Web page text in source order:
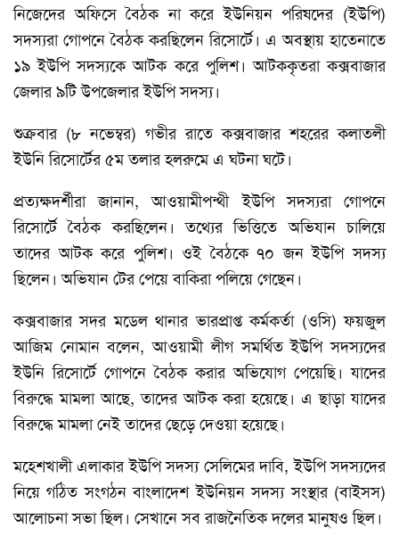
নিজেদের অফিসে বৈঠক না করে ইউনিয়ন পরিষদের (ইউপি)
সদস্যরা গোপনে বৈঠক করছিলেন রিসোর্টে। এ অবস্থায় হাতেনাতে
১৯ ইউপি সদস্যকে আটক করে পুলিশ। আটককৃতরা কক্সবাজার
জেলার ৯টি উপজেলার ইউপি সদস্য।
শুক্রবার (৮ নভেম্বর) গভীর রাতে কক্সবাজার শহরের কলাতলী
ইউনি রিসোর্টের ৫ম তলার হলরুমে এ ঘটনা ঘটে।
প্রত্যক্ষদর্শীরা জানান, আওয়ামীপন্থী ইউপি সদস্যরা গোপনে
রিসোর্টে বৈঠক করছিলেন। তথ্যের ভিত্তিতে অভিযান চালিয়ে
তাদের আটক করে পুলিশ। ওই বৈঠকে ৭০ জন ইউপি সদস্য
ছিলেন। অভিযান টের পেয়ে বাকিরা পলিয়ে গেছেন।
কক্সবাজার সদর মডেল থানার ভারপ্রাপ্ত কর্মকর্তা (ওসি) ফয়জুল
আজিম নোমান বলেন, আওয়ামী লীগ সমর্থিত ইউপি সদস্যদের
ইউনি রিসোর্টে গোপনে বৈঠক করার অভিযোগ পেয়েছি। যাদের
বিরুদ্ধে মামলা আছে, তাদের আটক করা হয়েছে। এ ছাড়া যাদের
বিরুদ্ধে মামলা নেই তাদের ছেড়ে দেওয়া হয়েছে।
মহেশখালী এলাকার ইউপি সদস্য সেলিমের দাবি, ইউপি সদস্যদের
নিয়ে গঠিত সংগঠন বাংলাদেশ ইউনিয়ন সদস্য সংস্থার (বাইসস)
আলোচনা সভা ছিল। সেখানে সব রাজনৈতিক দলের মানুষও ছিল।